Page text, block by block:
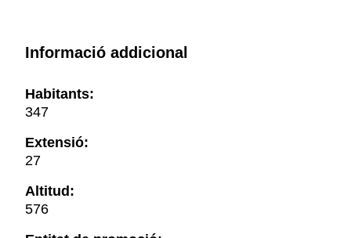
Informació addicional
Habitants:
347
Extensió:
27
Altitud:
576